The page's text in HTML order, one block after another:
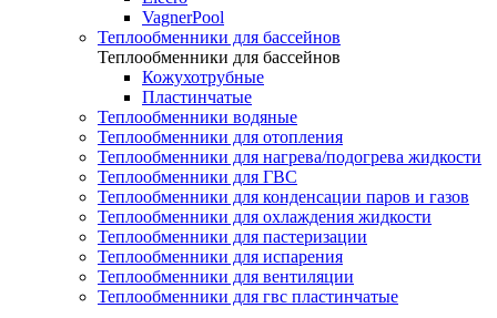
VagnerPool
Теплообменники для бассейнов
Теплообменники для бассейнов
Кожухотрубные
Пластинчатые
Теплообменники водяные
Теплообменники для отопления
Теплообменники для нагрева/подогрева жидкости
Теплообменники для ГВС
Теплообменники для конденсации паров и газов
Теплообменники для охлаждения жидкости
Теплообменники для пастеризации
Теплообменники для испарения
Теплообменники для вентиляции
Теплообменники для гвс пластинчатые